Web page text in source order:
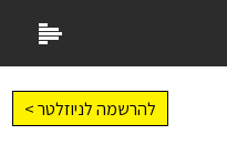
להרשמה לניוזלטר >